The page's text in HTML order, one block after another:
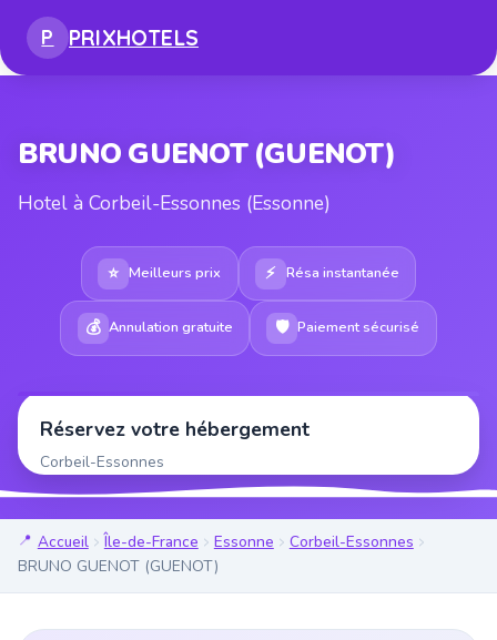
P PRIXHOTELS
BRUNO GUENOT (GUENOT)
Hotel à Corbeil-Essonnes (Essonne)
⭐ Meilleurs prix ⚡ Résa instantanée
💰 Annulation gratuite 🛡 Paiement sécurisé
Réservez votre hébergement
Corbeil-Essonnes
Accueil Île-de-France Essonne
Corbeil-Essonnes
BRUNO GUENOT (GUENOT)